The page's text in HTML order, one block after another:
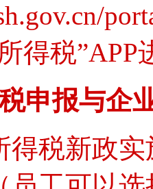
得税”APP
申报与企
得税新政